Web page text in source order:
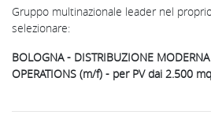
Gruppo multinazionale leader nel
selezionare:
BOLOGNA - DISTRIBUZIONE
OPERATIONS (m/f) - per PV dai 2.500